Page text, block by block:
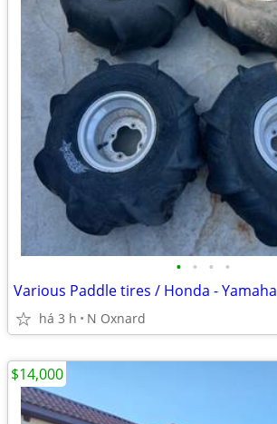
• • • •
Various Paddle tires / Honda - Yamaha
há 3 h N Oxnard
$14,000